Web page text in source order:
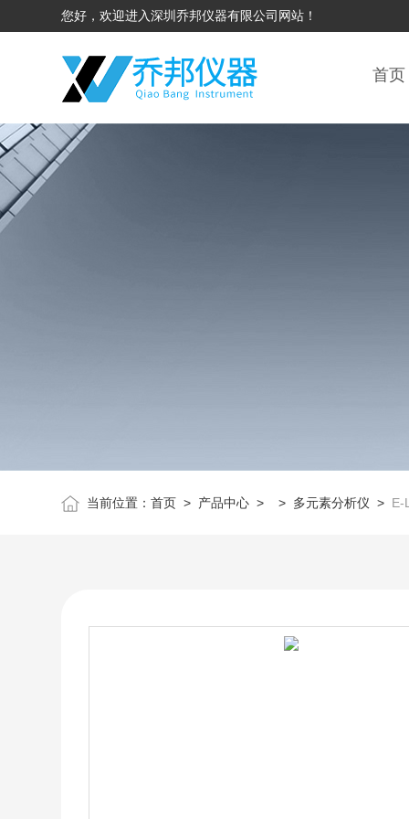
您好，欢迎进入深圳乔邦仪器有限公司网站！
首页
当前位置：首页 > 产品中心 > > 多元素分析仪 > E-